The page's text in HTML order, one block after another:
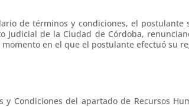
de términos y condiciones, el postulante
Judicial de la Ciudad de Córdoba,
en el que el postulante efectuó su
Condiciones del apartado de Recursos